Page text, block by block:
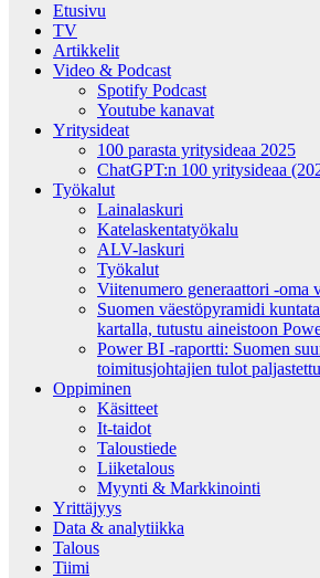
Etusivu
TV
Artikkelit
Video & Podcast
Spotify Podcast
Youtube kanavat
Yritysideat
100 parasta yritysideaa 2025
ChatGPT:n 100 yritysideaa
Työkalut
Lainalaskuri
Katelaskentatyökalu
ALV-laskuri
Työkalut
Viitenumero generaattori -oma
Suomen väestöpyramidi
kartalla, tutustu aineistoon
Power BI -raportti: Suomen
toimitusjohtajien tulot paljastettu
Oppiminen
Käsitteet
It-taidot
Taloustiede
Liiketalous
Myynti & Markkinointi
Yrittäjyys
Data & analytiikka
Talous
Tiimi